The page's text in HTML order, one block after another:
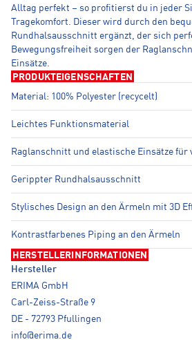
Alltag perfekt – so profitierst du in jeder
Tragekomfort. Dieser wird durch den
Rundhalsausschnitt ergänzt, der sich
Bewegungsfreiheit sorgen der
Einsätze.
PRODUKTEIGENSCHAFTEN
Material: 100% Polyester (recycelt)
Leichtes Funktionsmaterial
Raglanschnitt und elastische Einsätze für
Gerippter Rundhalsausschnitt
Stylisches Design an den Ärmeln mit 3D
Kontrastfarbenes Piping an den Ärmeln
HERSTELLERINFORMATIONEN
Hersteller
ERIMA GmbH
Carl-Zeiss-Straße 9
DE - 72793 Pfullingen
info@erima.de